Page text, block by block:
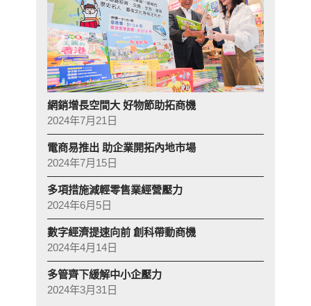
網銷增長空間大 好物節助拓商機
2024年7月21日
電商易推出 助企業開拓內地市場
2024年7月15日
多項措施減輕零售業經營壓力
2024年6月5日
數字經濟提速向前 創科帶動商機
2024年4月14日
多管齊下緩解中小企壓力
2024年3月31日